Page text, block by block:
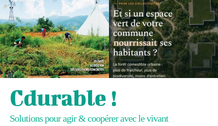
Cdurable !
Solutions pour agir & coopérer avec le vivant